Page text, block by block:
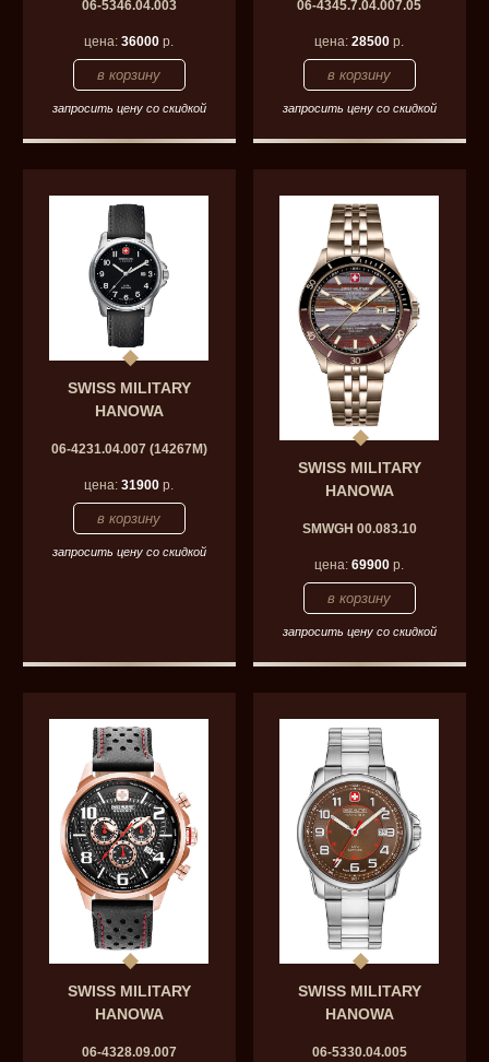
06-5346.04.003
цена:36000 р.
запросить цену со скидкой
06-4345.7.04.007.05
цена:28500 р.
запросить цену со скидкой
SWISS MILITARY
HANOWA
06-4231.04.007 (14267M)
цена:31900 р.
запросить цену со скидкой
SWISS MILITARY
HANOWA
SMWGH 00.083.10
цена:69900 р.
запросить цену со скидкой
SWISS MILITARY
HANOWA
06-4328.09.007
SWISS MILITARY
HANOWA
06-5330.04.005